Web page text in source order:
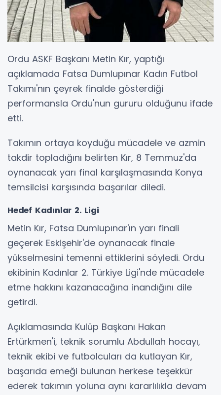
Ordu ASKF Başkanı Metin Kır, yaptığı
açıklamada Fatsa Dumlupınar Kadın Futbol
Takımı'nın çeyrek finalde gösterdiği
performansla Ordu'nun gururu olduğunu ifade
etti.
Takımın ortaya koyduğu mücadele ve azmin
takdir topladığını belirten Kır, 8 Temmuz'da
oynanacak yarı final karşılaşmasında Konya
temsilcisi karşısında başarılar diledi.
Hedef Kadınlar 2. Ligi
Metin Kır, Fatsa Dumlupınar'ın yarı finali
geçerek Eskişehir'de oynanacak finale
yükselmesini temenni ettiklerini söyledi. Ordu
ekibinin Kadınlar 2. Türkiye Ligi'nde mücadele
etme hakkını kazanacağına inandığını dile
getirdi.
Açıklamasında Kulüp Başkanı Hakan
Ertürkmen'i, teknik sorumlu Abdullah hocayı,
teknik ekibi ve futbolcuları da kutlayan Kır,
başarıda emeği bulunan herkese teşekkür
ederek takımın yoluna aynı kararlılıkla devam